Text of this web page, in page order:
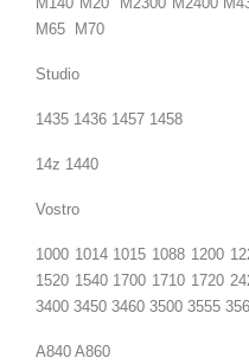
M65 M70
Studio
1435 1436 1457 1458
14z 1440
Vostro
1000 1014 1015 1088 1200
1520 1540 1700 1710 1720
3400 3450 3460 3500 3555
A840 A860